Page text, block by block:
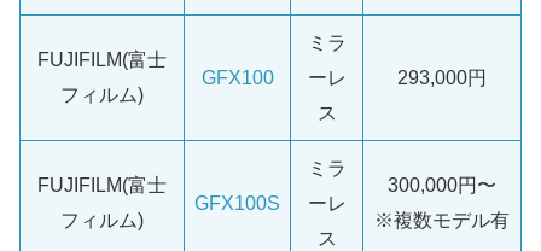
FUJIFILM(富士
フィルム)
GFX100
ミラ
ーレ
ス
293,000円
FUJIFILM(富士
フィルム)
GFX100S
ミラ
ーレ
ス
300,000円〜
※複数モデル有